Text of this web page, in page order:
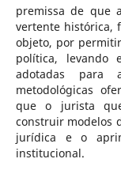
premissa de que
vertente histórica,
objeto, por
política, levando
adotadas para
metodológicas
que o jurista
construir modelos
jurídica e o
institucional.